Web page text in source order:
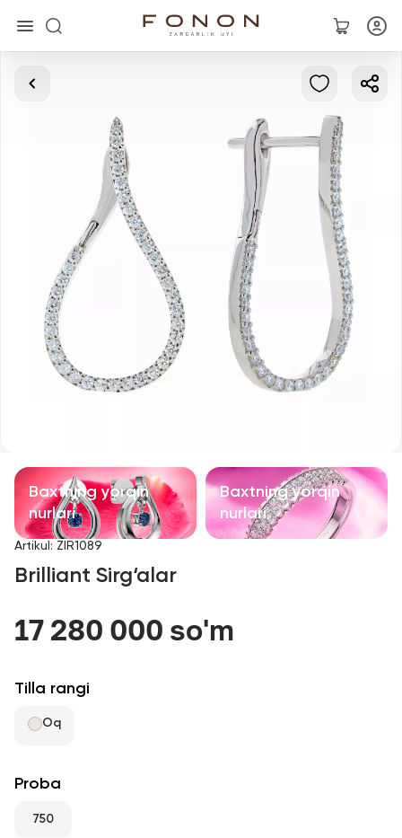
Asosiy
Bilaguzuklar
Kulonlar
Zanjirlar
Aksessuarlar
Sevimli
RU
Baxtning yorqin
nurlari
Baxtning yorqin
nurlari
Artikul : ZIR1089
Brilliant Sirg‘alar
17 280 000 so'm
Tilla rangi
Oq
Proba
750